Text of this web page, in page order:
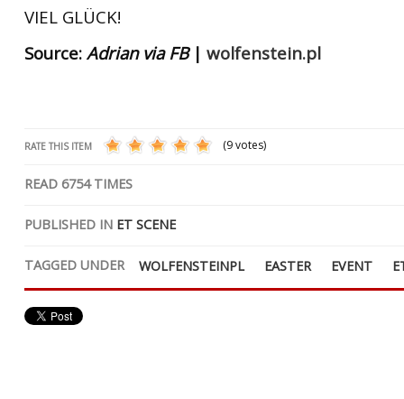
VIEL GLÜCK!
Source: Adrian via FB| wolfenstein.pl
RATE THIS ITEM (9 votes)
READ 6754TIMES
PUBLISHED IN ET SCENE
TAGGED UNDER WOLFENSTEINPL EASTER EVENT